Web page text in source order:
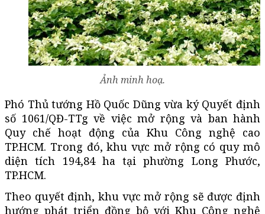
Ảnh minh hoạ.
Phó Thủ tướng Hồ Quốc Dũng vừa ký Quyết định
số 1061/QĐ-TTg về việc mở rộng và ban hành
Quy chế hoạt động của Khu Công nghệ cao
TP.HCM. Trong đó, khu vực mở rộng có quy mô
diện tích 194,84 ha tại phường Long Phước,
TP.HCM.
Theo quyết định, khu vực mở rộng sẽ được định
hướng phát triển đồng bộ với Khu Công nghệ